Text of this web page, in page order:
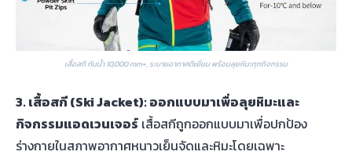
เสื้อสกี กันน้ำ 10,000 mm+, ระบายอากาศดีเยี่ยม พร้อมลุยหิมะทุกกิจกรรม
3. เสื้อสกี (Ski Jacket): ออกแบบมาเพื่อลุยหิมะและ
กิจกรรมแอดเวนเจอร์ เสื้อสกีถูกออกแบบมาเพื่อปกป้อง
ร่างกายในสภาพอากาศหนาวเย็นจัดและหิมะโดยเฉพาะ